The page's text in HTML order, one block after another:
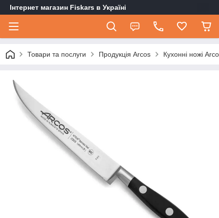
Інтернет магазин Fiskars в Україні
Товари та послуги Продукція Arcos Кухонні ножі